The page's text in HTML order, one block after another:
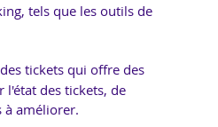
tels que les outils de
tickets qui offre des
des tickets, de
à améliorer.